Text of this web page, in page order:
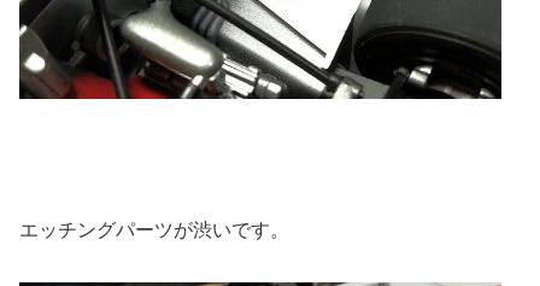
エッチングパーツが渋いです。